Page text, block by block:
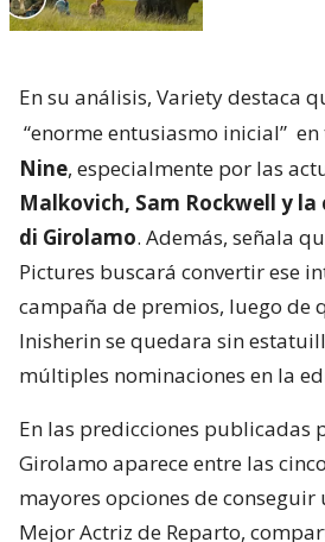
En su análisis, Variety destaca
“enorme entusiasmo inicial” en
Nine, especialmente por las
Malkovich, Sam Rockwell y
di Girolamo. Además, señala
Pictures buscará convertir ese
campaña de premios, luego de
Inisherin se quedara sin
múltiples nominaciones en la
En las predicciones publicadas
Girolamo aparece entre las
mayores opciones de
Mejor Actriz de Reparto,